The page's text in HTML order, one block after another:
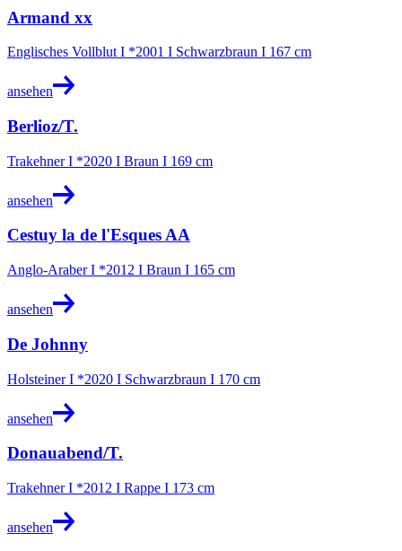
Armand xx
Englisches Vollblut I *2001 I Schwarzbraun I 167 cm
ansehen
Berlioz/T.
Trakehner I *2020 I Braun I 169 cm
ansehen
Cestuy la de l'Esques AA
Anglo-Araber I *2012 I Braun I 165 cm
ansehen
De Johnny
Holsteiner I *2020 I Schwarzbraun I 170 cm
ansehen
Donauabend/T.
Trakehner I *2012 I Rappe I 173 cm
ansehen